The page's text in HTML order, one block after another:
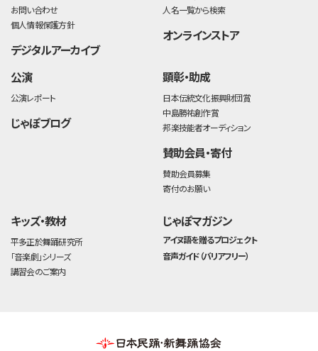
お問い合わせ
個人情報保護方針
デジタルアーカイブ
人名一覧から検索
オンラインストア
公演
公演レポート
じゃぽブログ
顕彰・助成
日本伝統文化振興財団賞
中島勝祐創作賞
邦楽技能者オーディション
賛助会員・寄付
賛助会員募集
寄付のお願い
キッズ・教材
平多正於舞踊研究所
「音楽劇」シリーズ
講習会のご案内
じゃぽマガジン
アイヌ語を贈るプロジェクト
音声ガイド（バリアフリー）